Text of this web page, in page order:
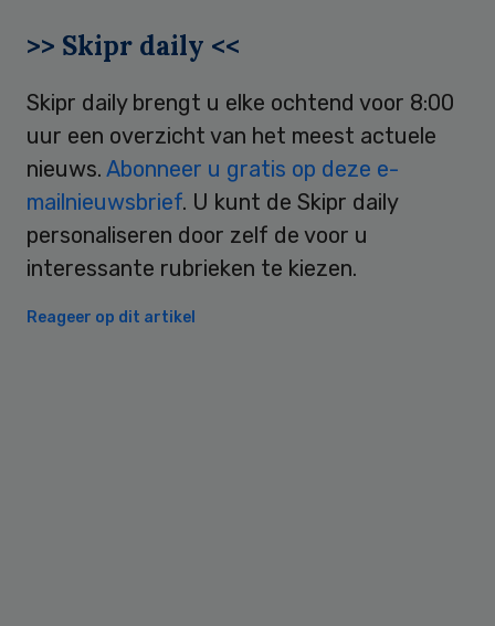
>> Skipr daily <<
Skipr daily brengt u elke ochtend voor 8:00
uur een overzicht van het meest actuele
nieuws. Abonneer u gratis op deze e-
mailnieuwsbrief. U kunt de Skipr daily
personaliseren door zelf de voor u
interessante rubrieken te kiezen.
Reageer op dit artikel